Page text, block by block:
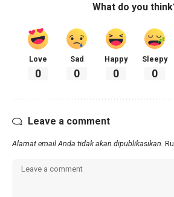
What do you
Love
0
Sad
0
Happy
0
Sleepy
0
Leave a comment
Alamat email Anda tidak akan dipublikasikan.